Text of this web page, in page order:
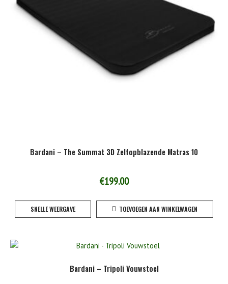
Bardani – The Summat 3D Zelfopblazende Matras 10
€199.00
SNELLE WEERGAVE TOEVOEGEN AAN WINKELWAGEN
Bardani – Tripoli Vouwstoel